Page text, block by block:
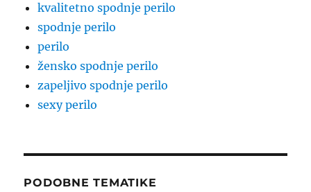
kvalitetno spodnje perilo
spodnje perilo
perilo
žensko spodnje perilo
zapeljivo spodnje perilo
sexy perilo
PODOBNE TEMATIKE